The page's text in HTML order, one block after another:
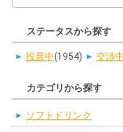
ステータスから探す
投票中(1954) 交渉中
カテゴリから探す
ソフトドリンク